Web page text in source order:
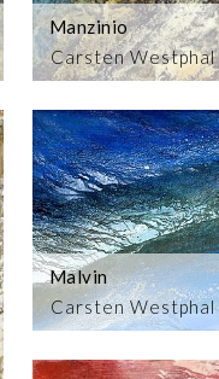
Carsten Westphal
Manzinio
Carsten Westphal
Malvin